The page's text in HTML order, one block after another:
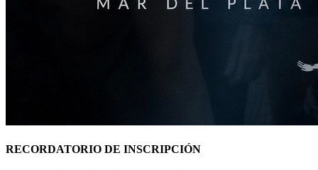
RECORDATORIO DE INSCRIPCIÓN